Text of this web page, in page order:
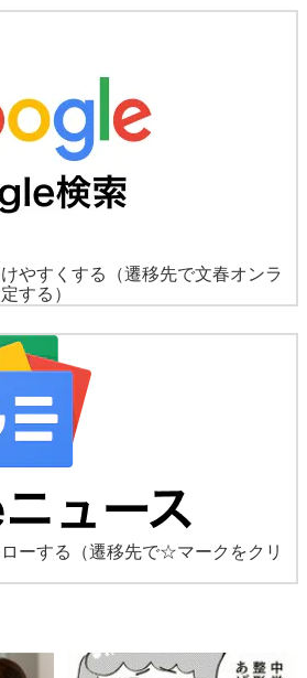
やすくする
（遷移先で文春オンラ
する）
ーする
（遷移先で☆マークをクリ